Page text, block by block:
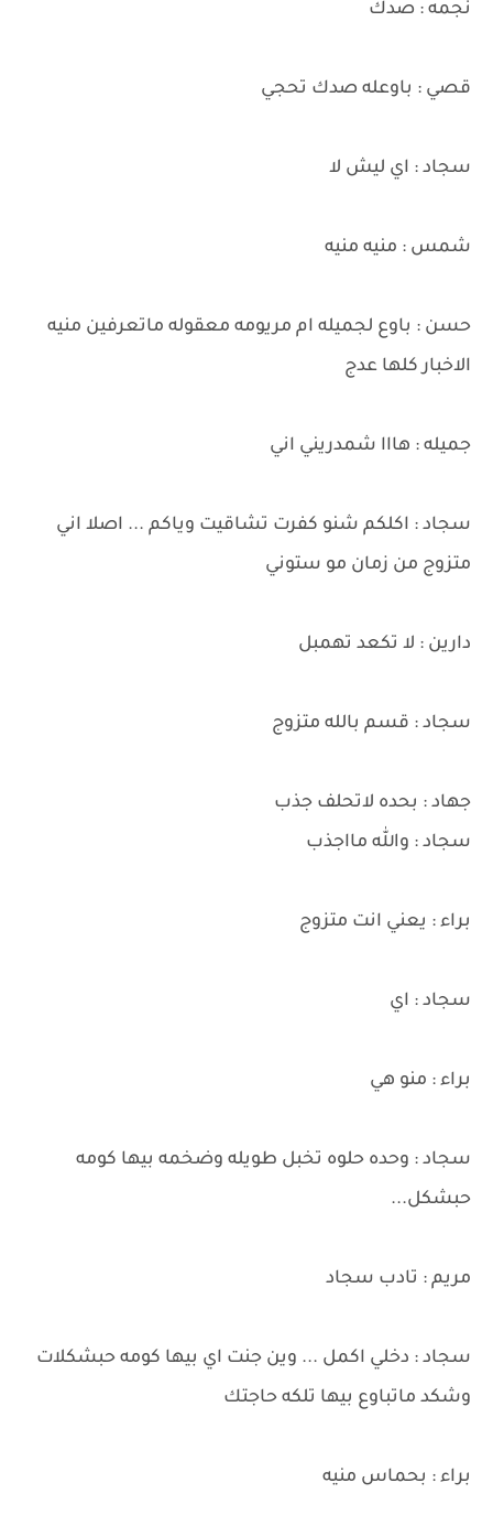
نجمه : صدك
قصي : باوعله صدك تحجي
سجاد : اي ليش لا
شمس : منيه منيه
حسن : باوع لجميله ام مريومه معقوله ماتعرفين منيه
الاخبار كلها عدج
جميله : هااا شمدريني اني
سجاد : اكلكم شنو كفرت تشاقيت وياكم ... اصلا اني
متزوج من زمان مو ستوني
دارين : لا تكعد تهمبل
سجاد : قسم بالله متزوج
جهاد : بحده لاتحلف جذب
سجاد : والله مااجذب
براء : يعني انت متزوج
سجاد : اي
براء : منو هي
سجاد : وحده حلوه تخبل طويله وضخمه بيها كومه
حبشكل...
مريم : تادب سجاد
سجاد : دخلي اكمل ... وين جنت اي بيها كومه حبشكلات
وشكد ماتباوع بيها تلكه حاجتك
براء : بحماس منيه